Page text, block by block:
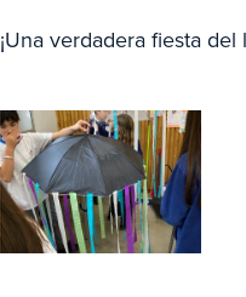
¡Una verdadera fiesta